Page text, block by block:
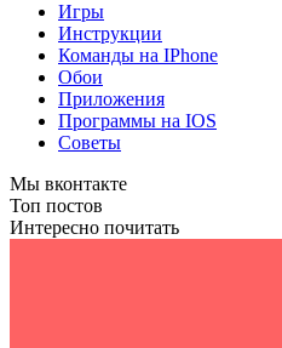
Игры
Инструкции
Команды на IPhone
Обои
Приложения
Программы на IOS
Советы
Мы вконтакте
Топ постов
Интересно почитать